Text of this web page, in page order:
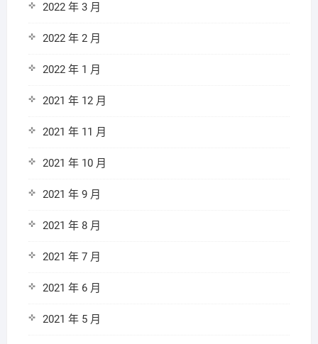
2022 年 3 月
2022 年 2 月
2022 年 1 月
2021 年 12 月
2021 年 11 月
2021 年 10 月
2021 年 9 月
2021 年 8 月
2021 年 7 月
2021 年 6 月
2021 年 5 月